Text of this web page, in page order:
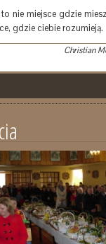
nie miejsce gdzie
gdzie ciebie rozumieją.
Christian